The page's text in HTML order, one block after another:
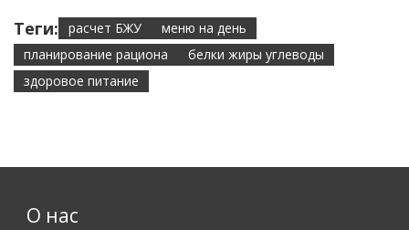
Теги: расчет БЖУ
меню на день
планирование рациона
белки жиры углеводы
здоровое питание
О нас